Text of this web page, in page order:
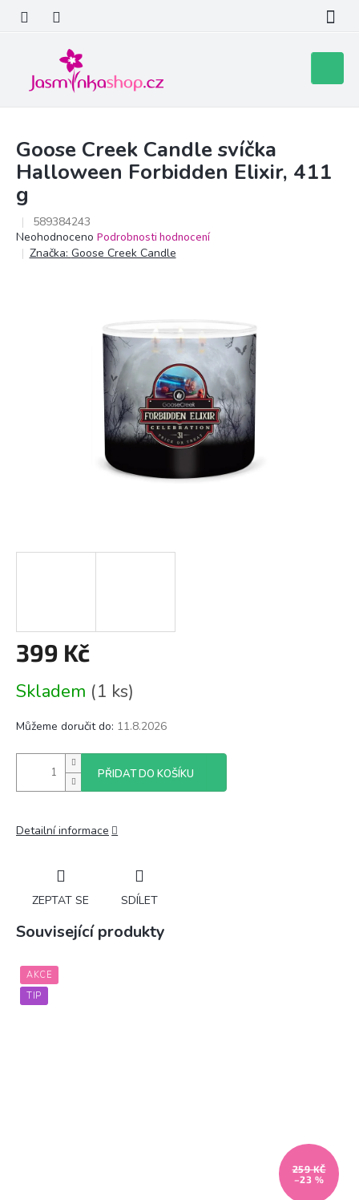
obsah
košík
Goose Creek Candle svíčka
Halloween Forbidden Elixir, 411
g
589384243
Průměrné
hodnocení
Neohodnoceno Podrobnosti hodnocení
Značka: Goose Creek Candle
399 Kč
cena:
Skladem (1 ks)
Můžeme doručit do: 11.8.2026
PŘIDAT DO KOŠÍKU
Detailní informace
ZEPTAT SE SDÍLET
Související produkty
AKCE
TIP
259 KČ
–23 %